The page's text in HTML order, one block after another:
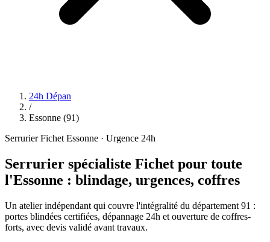
24h Dépan
/
Essonne (91)
Serrurier Fichet Essonne · Urgence 24h
Serrurier spécialiste Fichet pour toute
l'Essonne : blindage, urgences, coffres
Un atelier indépendant qui couvre l'intégralité du département 91 :
portes blindées certifiées, dépannage 24h et ouverture de coffres-
forts, avec devis validé avant travaux.